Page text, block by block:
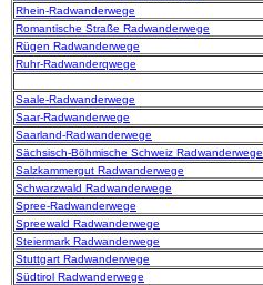
Rhein-Radwanderwege
Romantische Straße Radwanderwege
Rügen Radwanderwege
Ruhr-Radwanderqwege
Saale-Radwanderwege
Saar-Radwanderwege
Saarland-Radwanderwege
Sächsisch-Böhmische Schweiz Radwanderwege
Salzkammergut Radwanderwege
Schwarzwald Radwanderwege
Spree-Radwanderwege
Spreewald Radwanderwege
Steiermark Radwanderwege
Stuttgart Radwanderwege
Südtirol Radwanderwege